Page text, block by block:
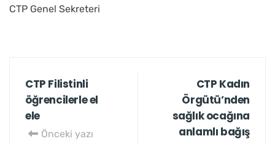
CTP Genel Sekreteri
CTP Filistinli
öğrencilerle el
ele
Önceki yazı
CTP Kadın
Örgütü’nden
sağlık ocağına
anlamlı bağış